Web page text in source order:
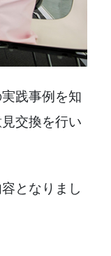
践事例を知
交換を行い
となりまし